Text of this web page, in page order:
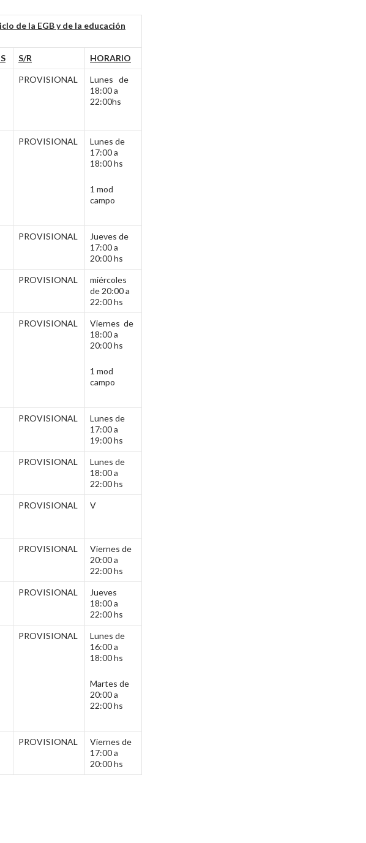
de la EGB y de la educación
S/R HORARIO
PROVISIONAL
Lunes de
18:00 a
22:00hs
PROVISIONAL
Lunes de
17:00 a
18:00 hs
1 mod
campo
PROVISIONAL
Jueves de
17:00 a
20:00 hs
PROVISIONAL
miércoles
de 20:00 a
22:00 hs
PROVISIONAL
Viernes de
18:00 a
20:00 hs
1 mod
campo
PROVISIONAL
Lunes de
17:00 a
19:00 hs
PROVISIONAL
Lunes de
18:00 a
22:00 hs
PROVISIONAL V
PROVISIONAL
Viernes de
20:00 a
22:00 hs
PROVISIONAL
Jueves
18:00 a
22:00 hs
PROVISIONAL
Lunes de
16:00 a
18:00 hs
Martes de
20:00 a
22:00 hs
PROVISIONAL
Viernes de
17:00 a
20:00 hs